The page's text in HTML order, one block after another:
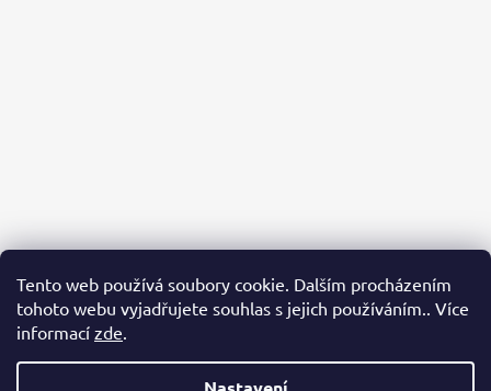
Tento web používá soubory cookie. Dalším procházením
tohoto webu vyjadřujete souhlas s jejich používáním.. Více
informací zde.